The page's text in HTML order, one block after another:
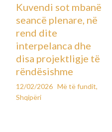
Kuvendi sot mbanë
seancë plenare, në
rend dite
interpelanca dhe
disa projektligje të
rëndësishme
12/02/2026 Më të fundit,
Shqipëri